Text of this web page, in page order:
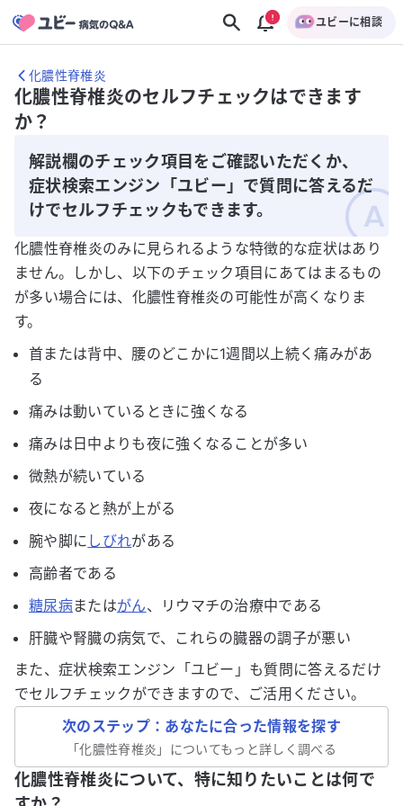
ユビーに相談
化膿性脊椎炎
化膿性脊椎炎のセルフチェックはできます
か？
解説欄のチェック項目をご確認いただくか、
症状検索エンジン「ユビー」で質問に答えるだ
けでセルフチェックもできます。
化膿性脊椎炎のみに見られるような特徴的な症状はあり
ません。しかし、以下のチェック項目にあてはまるもの
が多い場合には、化膿性脊椎炎の可能性が高くなりま
す。
首または背中、腰のどこかに1週間以上続く痛みがあ
る
痛みは動いているときに強くなる
痛みは日中よりも夜に強くなることが多い
微熱が続いている
夜になると熱が上がる
腕や脚に しびれがある
高齢者である
糖尿病またはがん、リウマチの治療中である
肝臓や腎臓の病気で、これらの臓器の調子が悪い
また、症状検索エンジン「ユビー」も質問に答えるだけ
でセルフチェックができますので、ご活用ください。
次のステップ：あなたに合った情報を探す
「化膿性脊椎炎 」についてもっと詳しく調べる
化膿性脊椎炎について、特に知りたいことは何で